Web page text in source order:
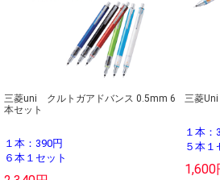
三菱uni クルトガアドバンス 0.5mm 6
本セット
１本：390円
６本１セット
三菱
１本：
５本１
1,600